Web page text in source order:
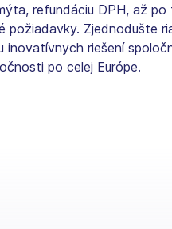
refundáciu DPH, až
Zjednodušte
riešení
po celej Európe.